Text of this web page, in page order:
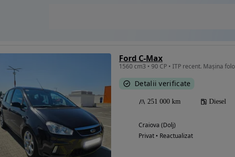
Ford C-Max
1560 cm3 • 90 CP • ITP recent. Mașina
Detalii verificate
251 000 km Diesel
Craiova (Dolj)
Privat • Reactualizat